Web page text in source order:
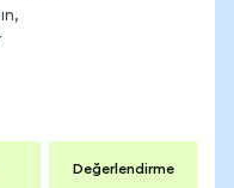
Değerlendirme